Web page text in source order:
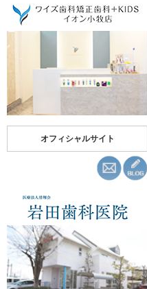
オフィシャルサイト